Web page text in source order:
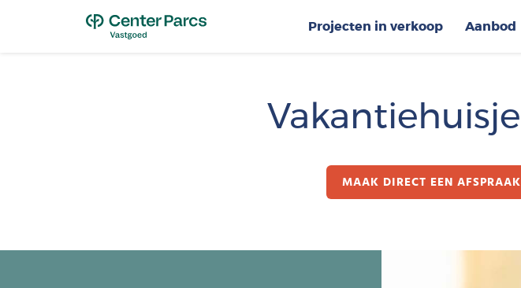
Top
Projecten in verkoop Aanbod
Vakantiehuisje
MAAK DIRECT EEN AFSPRAAK